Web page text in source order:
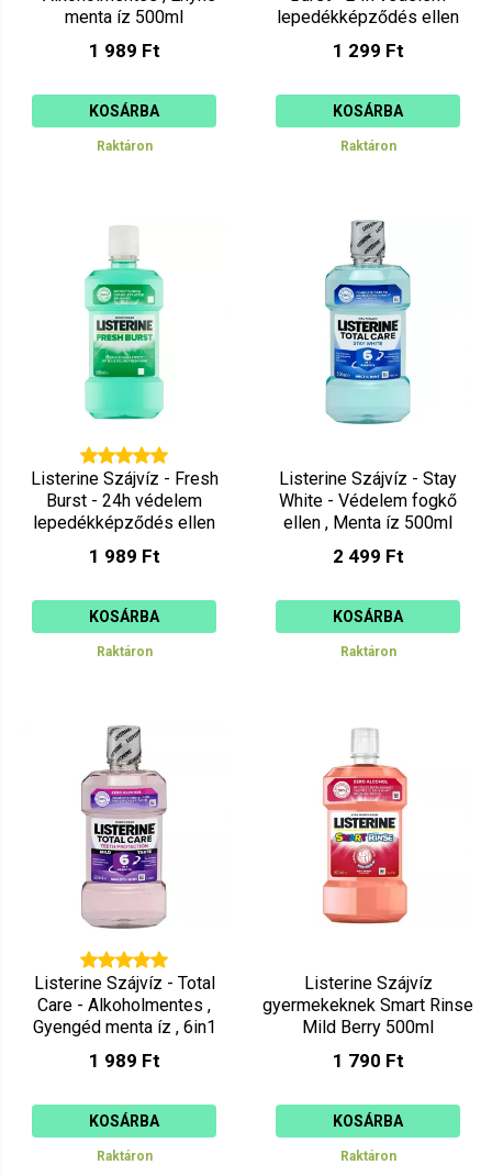
menta íz 500ml
1 989 Ft
KOSÁRBA
Raktáron
lepedékképződés ellen
250ml
1 299 Ft
KOSÁRBA
Raktáron
Listerine Szájvíz - Fresh
Burst - 24h védelem
lepedékképződés ellen
1 989 Ft
KOSÁRBA
Raktáron
Listerine Szájvíz - Stay
White - Védelem fogkő
ellen , Menta íz 500ml
2 499 Ft
KOSÁRBA
Raktáron
Listerine Szájvíz - Total
Care - Alkoholmentes ,
Gyengéd menta íz , 6in1
500ml
1 989 Ft
KOSÁRBA
Raktáron
Listerine Szájvíz
gyermekeknek Smart Rinse
Mild Berry 500ml
1 790 Ft
KOSÁRBA
Raktáron